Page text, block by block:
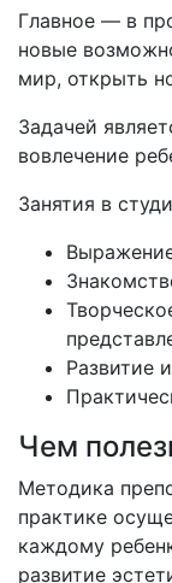
Главное — в
новые
мир, открыть
Задачей
вовлечение
Занятия в
Развитие
Чем
Методика
практике
каждому
развитие